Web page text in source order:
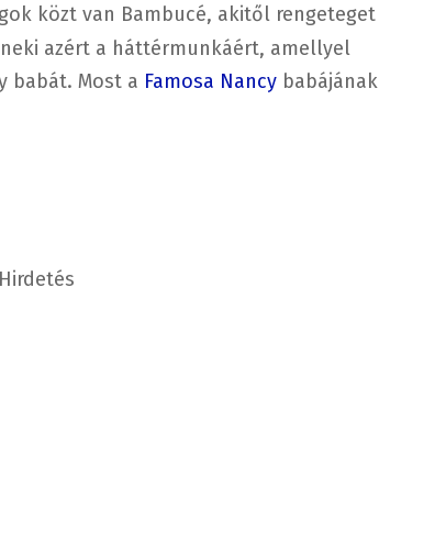
közt van Bambucé, akitől rengeteget
azért a háttérmunkáért, amellyel
babát. Most a Famosa Nancy babájának
Hirdetés